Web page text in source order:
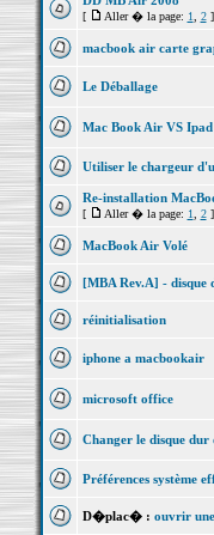
[ Aller � la page: 1 2]
macbook air carte
Le Déballage
Mac Book Air VS Ipad
Utiliser le chargeur
Re-installation
[ Aller � la page: 1 2]
MacBook Air Volé
[MBA Rev.A] - disque
réinitialisation
iphone a macbookair
microsoft office
Changer le disque
Préférences système
D�plac� : ouvrir